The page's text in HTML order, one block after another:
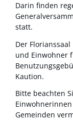
Darin finden
statt.
Der
und Einwohner
Kaution.
Bitte beachten
Gemeinden